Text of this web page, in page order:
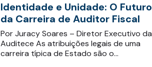
Identidade e Unidade: O Futuro
da Carreira de Auditor Fiscal
Por Juracy Soares – Diretor Executivo da
Auditece As atribuições legais de uma
carreira típica de Estado são o…